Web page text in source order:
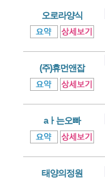
오로라양식
(주)휴먼앤잡
aㅏ는오빠
태양의정원